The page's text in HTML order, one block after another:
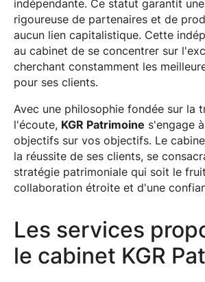
indépendante. Ce statut garantit
rigoureuse de partenaires et de
aucun lien capitalistique. Cette
au cabinet de se concentrer sur
cherchant constamment les
pour ses clients.
Avec une philosophie fondée sur la
l'écoute, KGR Patrimoine s'engage
objectifs sur vos objectifs. Le
la réussite de ses clients, se
stratégie patrimoniale qui soit le
collaboration étroite et d'une
Les services
le cabinet KGR